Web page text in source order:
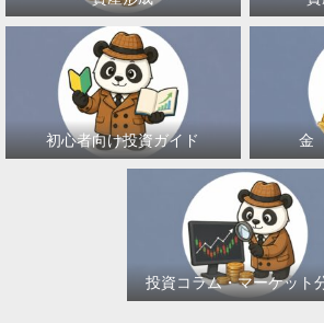
初心者向け投資ガイド 金
投資コラム・マーケット